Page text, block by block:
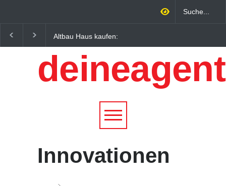
Altbau Haus kaufen:
Unterschiede zwischen
Süddeutschland und
Österreich einfach erklärt
Wirtschaftsfaktor: Wie
Qualitätstourismus
profitieren
Innovationen